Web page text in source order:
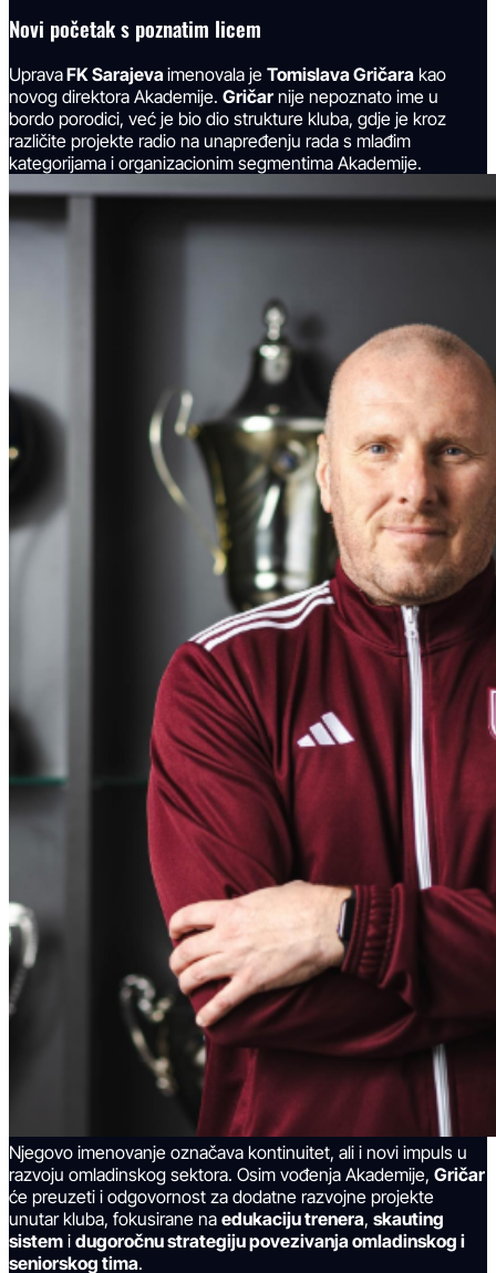
Novi početak s poznatim licem
UpravaFK Sarajevaimenovala je Tomislava Gričara kao
novog direktora Akademije. Gričar nije nepoznato ime u
bordo porodici, već je bio dio strukture kluba, gdje je kroz
različite projekte radio na unapređenju rada s mlađim
kategorijama i organizacionim segmentima Akademije.
Njegovo imenovanje označava kontinuitet, ali i novi impuls u
razvoju omladinskog sektora. Osim vođenja Akademije, Gričar
će preuzeti i odgovornost za dodatne razvojne projekte
unutar kluba, fokusirane na edukaciju trenera, skauting
sistem i dugoročnu strategiju povezivanja omladinskog i
seniorskog tima.